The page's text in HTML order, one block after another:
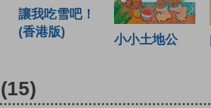
讓我吃雪吧！
(香港版)
小小土地公
(15)